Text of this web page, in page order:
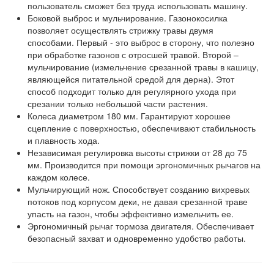
пользователь сможет без труда использовать машину.
Боковой выброс и мульчирование. Газонокосилка
позволяет осуществлять стрижку травы двумя
способами. Первый - это выброс в сторону, что полезно
при обработке газонов с отросшей травой. Второй –
мульчирование (измельчение срезанной травы в кашицу,
являющейся питательной средой для дерна). Этот
способ подходит только для регулярного ухода при
срезании только небольшой части растения.
Колеса диаметром 180 мм. Гарантируют хорошее
сцепление с поверхностью, обеспечивают стабильность
и плавность хода.
Независимая регулировка высоты стрижки от 28 до 75
мм. Производится при помощи эргономичных рычагов на
каждом колесе.
Мульчирующий нож. Способствует созданию вихревых
потоков под корпусом деки, не давая срезанной траве
упасть на газон, чтобы эффективно измельчить ее.
Эргономичный рычаг тормоза двигателя. Обеспечивает
безопасный захват и одновременно удобство работы.